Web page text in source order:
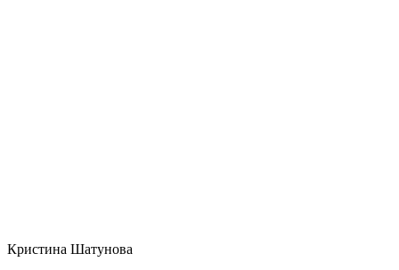
Кристина Шатунова